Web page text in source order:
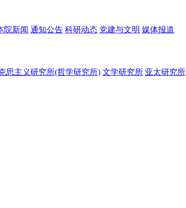
院新闻 通知公告 科研动态 党建与文明 媒体报道
思主义研究所(哲学研究所) 文学研究所 亚太研究所